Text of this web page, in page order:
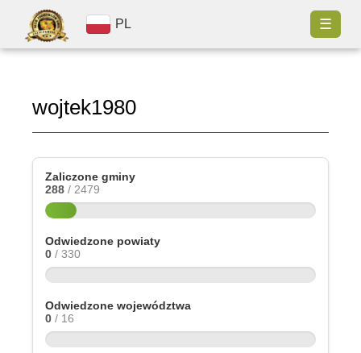
PL ☰
wojtek1980
Zaliczone gminy
288 / 2479
Odwiedzone powiaty
0 / 330
Odwiedzone województwa
0 / 16